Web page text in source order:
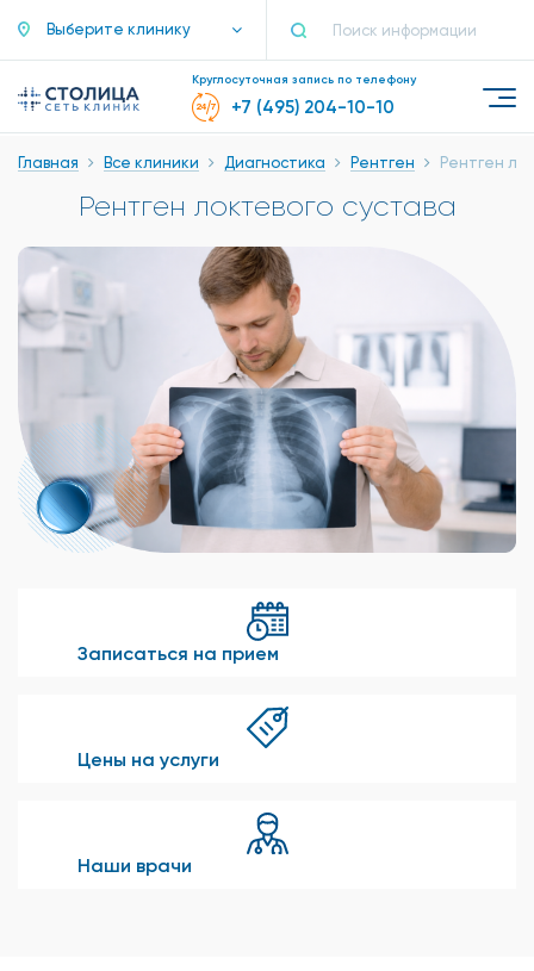
Выберите клинику
Круглосуточная запись по телефону
+7 (495) 204-10-10
Главная Все клиники Диагностика Рентген Рентген
Рентген локтевого сустава
Записаться на прием
Цены на услуги
Наши врачи